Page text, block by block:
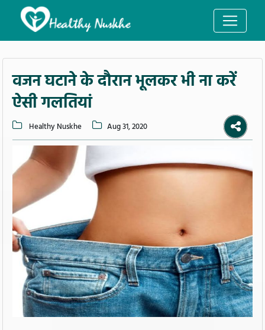
वजन घटाने के दौरान भूलकर भी ना करें
ऐसी गलतियां
Healthy Nuskhe Aug 31, 2020